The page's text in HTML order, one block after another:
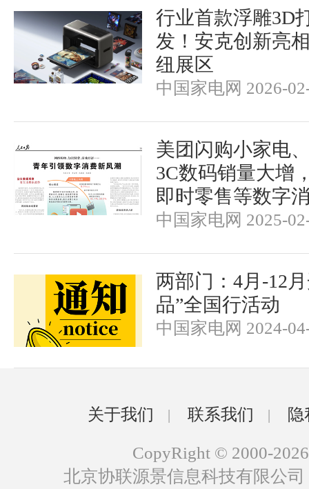
行业首款浮雕3D
发！安克创新亮
纽展区
中国家电网 2026-
美团闪购小家电
3C数码销量大增
即时零售等数字
中国家电网 2025-
两部门：4月-12
品”全国行活动
中国家电网 2024-
关于我们 | 联系我们 |
CopyRight © 2000-2026
北京协联源景信息科技有限公